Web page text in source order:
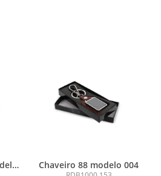
Chaveiro 88 modelo 004